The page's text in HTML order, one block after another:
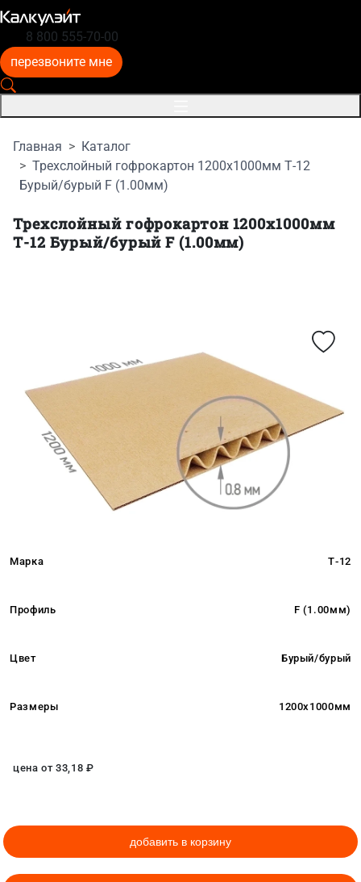
8 800 555-70-00
перезвоните мне
Главная
Каталог
Трехслойный гофрокартон 1200x1000мм Т-12
Бурый/бурый F (1.00мм)
Трехслойный гофрокартон 1200x1000мм
Т-12 Бурый/бурый F (1.00мм)
Марка Т-12
Профиль F (1.00мм)
Цвет Бурый/бурый
Размеры 1200x1000мм
цена от33,18 ₽
добавить в корзину